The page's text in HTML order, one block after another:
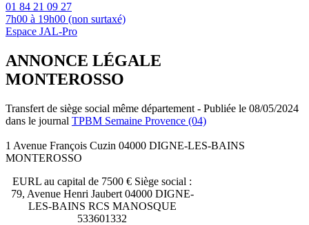
01 84 21 09 27
7h00 à 19h00 (non surtaxé)
Espace JAL-Pro
ANNONCE LÉGALE
MONTEROSSO
Transfert de siège social même département - Publiée le 08/05/2024
dans le journal TPBM Semaine Provence (04)
1 Avenue François Cuzin 04000 DIGNE-LES-BAINS
MONTEROSSO
EURL au capital de 7500 € Siège social :
79, Avenue Henri Jaubert 04000 DIGNE-
LES-BAINS RCS MANOSQUE
533601332